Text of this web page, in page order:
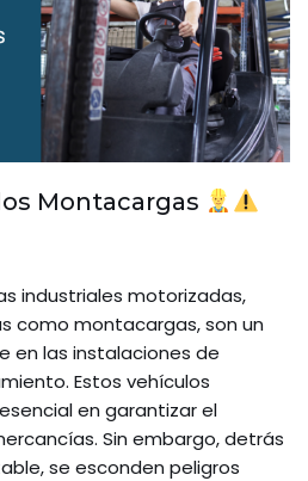
Montacargas
industriales motorizadas,
como montacargas, son un
en las instalaciones de
Estos vehículos
en garantizar el
Sin embargo, detrás
se esconden peligros